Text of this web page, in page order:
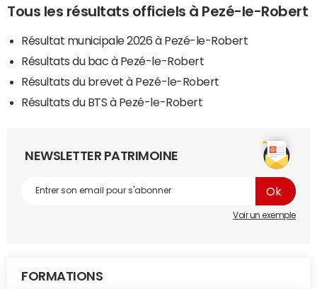
Tous les résultats officiels à Pezé-le-Robert
Résultat municipale 2026 à Pezé-le-Robert
Résultats du bac à Pezé-le-Robert
Résultats du brevet à Pezé-le-Robert
Résultats du BTS à Pezé-le-Robert
NEWSLETTER PATRIMOINE
Voir un exemple
FORMATIONS